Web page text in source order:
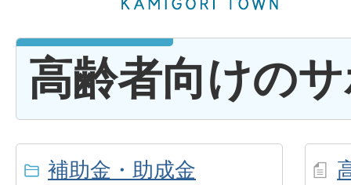
高齢者向けの
補助金・助成金